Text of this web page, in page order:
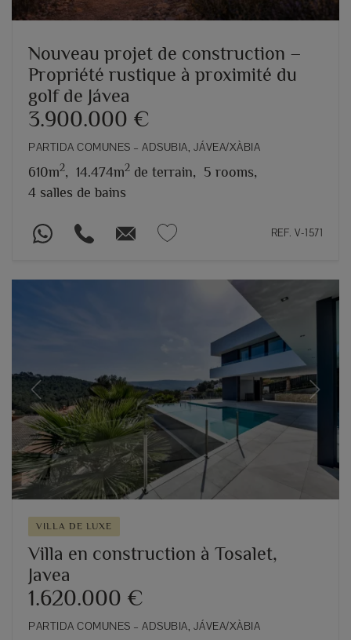
Nouveau projet de construction –
Propriété rustique à proximité du
golf de Jávea
3.900.000 €
PARTIDA COMUNES – ADSUBIA, JÁVEA/XÀBIA
610m2, 14.474m2 de terrain, 5 rooms,
4 salles de bains
REF. V-1571
Previous Next
VILLA DE LUXE
Villa en construction à Tosalet,
Javea
1.620.000 €
PARTIDA COMUNES – ADSUBIA, JÁVEA/XÀBIA